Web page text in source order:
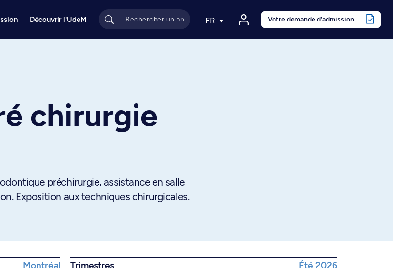
Découvrir l'UdeM FR Votre demande d’admission
chirurgie
préchirurgie, assistance en salle
Exposition aux techniques chirurgicales.
Montréal Trimestres
Été 2026